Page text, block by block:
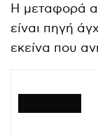
Η μεταφορά
είναι πηγή
εκείνα που